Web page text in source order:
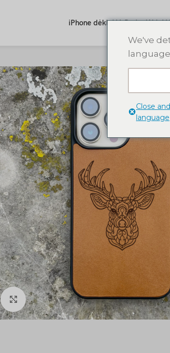
iPhone dėklaiAirPods dėklai
Click to enlarge
We've
Close
language